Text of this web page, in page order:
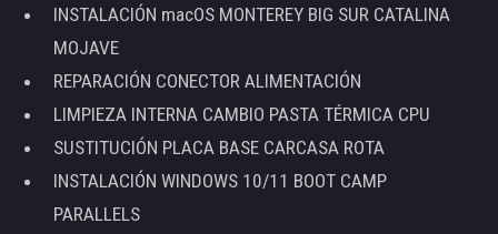
INSTALACIÓN macOS MONTEREY BIG SUR CATALINA
MOJAVE
REPARACIÓN CONECTOR ALIMENTACIÓN
LIMPIEZA INTERNA CAMBIO PASTA TÉRMICA CPU
SUSTITUCIÓN PLACA BASE CARCASA ROTA
INSTALACIÓN WINDOWS 10/11 BOOT CAMP
PARALLELS